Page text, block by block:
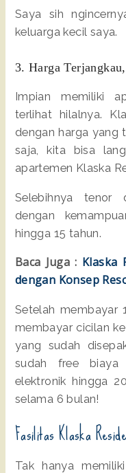
Saya sih
keluarga kecil saya.
3. Harga
Impian memiliki
terlihat hilalnya.
dengan harga yang
saja, kita bisa
apartemen Klaska
Selebihnya tenor
dengan
hingga 15 tahun.
Baca Juga : Klaska
dengan Konsep
Setelah membayar
membayar cicilan
yang sudah
sudah free biaya
elektronik hingga
selama 6 bulan!
Fasilitas Klaska
Tak hanya